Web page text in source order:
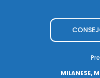
MILANESE,